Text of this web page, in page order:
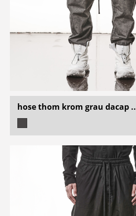
hose thom krom grau dacap ..